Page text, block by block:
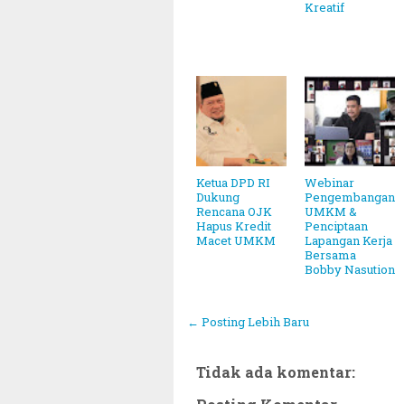
Kreatif
Ketua DPD RI
Dukung
Rencana OJK
Hapus Kredit
Macet UMKM
Webinar
Pengembangan
UMKM &
Penciptaan
Lapangan Kerja
Bersama
Bobby Nasution
← Posting Lebih Baru
Tidak ada komentar: